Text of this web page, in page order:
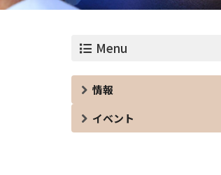
Menu
情報
イベント